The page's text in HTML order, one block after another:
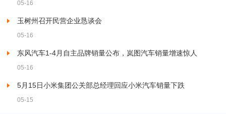
05-16
玉树州召开民营企业恳谈会
05-16
东风汽车1-4月自主品牌销量公布，岚图汽车销量增速惊人
05-16
5月15日小米集团公关部总经理回应小米汽车销量下跌
05-15